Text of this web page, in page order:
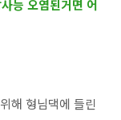
능 오염된거면 어
해 형님댁에 들린